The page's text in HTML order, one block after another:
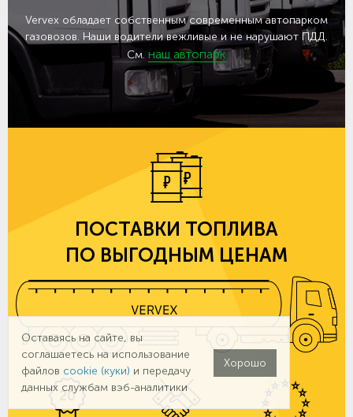
Vervex обладает собственным современным автопарком
газовозов. Наши водители вежливые и не нарушают ПДД.
См. наш автопарк
ПОСТАВКИ ТОПЛИВА
ПО ВЫГОДНЫМ ЦЕНАМ
Оставаясь на сайте, вы
соглашаетесь на использование
файлов cookie (куки) и передачу
данных службам вэб-аналитики
Хорошо